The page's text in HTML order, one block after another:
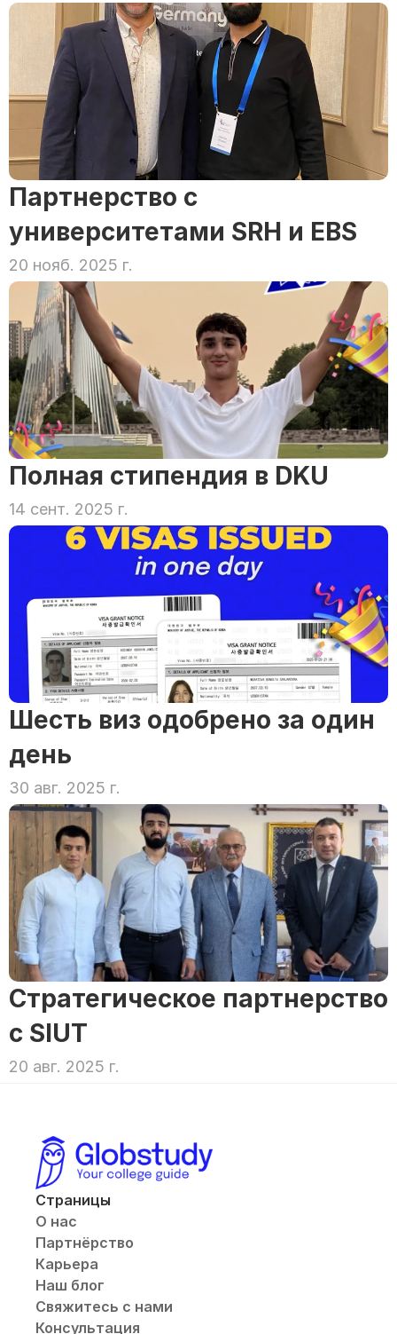
Партнерство с
университетами SRH и EBS
20 нояб. 2025 г.
Полная стипендия в DKU
14 сент. 2025 г.
Шесть виз одобрено за один
день
30 авг. 2025 г.
Стратегическое партнерство
с SIUT
20 авг. 2025 г.
Страницы
О нас
Партнёрство
Карьера
Наш блог
Свяжитесь с нами
Консультация